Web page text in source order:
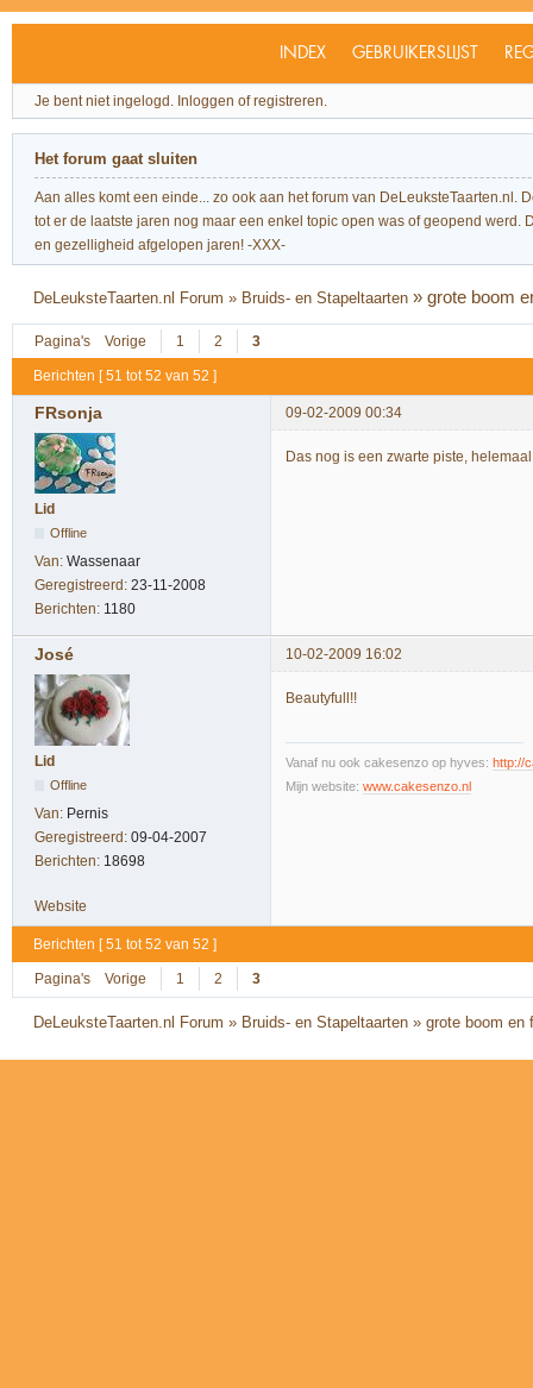
INDEX GEBRUIKERSLIJST
Je bent niet ingelogd. Inloggen of registreren.
Het forum gaat sluiten
Aan alles komt een einde... zo ook aan het forum van
tot er de laatste jaren nog maar een enkel topic open was of geopend
en gezelligheid afgelopen jaren! -XXX-
DeLeuksteTaarten.nl Forum » Bruids- en Stapeltaarten »grote boom
Pagina's Vorige 1 2 3
Berichten [ 51 tot 52 van 52 ]
FRsonja 09-02-2009 00:34
Lid
Offline
Van: Wassenaar
Geregistreerd: 23-11-2008
Berichten: 1180
Das nog is een zwarte piste,
José 10-02-2009 16:02
Lid
Offline
Van: Pernis
Geregistreerd: 09-04-2007
Berichten: 18698
Beautyfull!!
Vanaf nu ook cakesenzo op hyves: http://
Mijn website: www.cakesenzo.nl
Website
Berichten [ 51 tot 52 van 52 ]
Pagina's Vorige 1 2 3
DeLeuksteTaarten.nl Forum » Bruids- en Stapeltaarten »grote boom en